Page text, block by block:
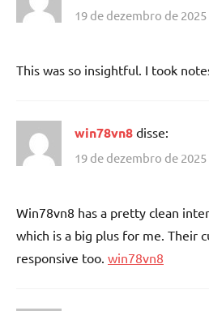
19 de dezembro de 2025
This was so insightful. I took
win78vn8 disse:
19 de dezembro de 2025
Win78vn8 has a pretty clean
which is a big plus for me. Their
responsive too. win78vn8